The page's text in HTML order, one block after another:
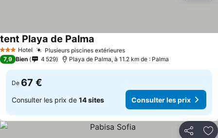
3 ÉtoilesHotel Plusieurs piscines extérieures
tent Playa de Palma
7,9 Bien 4 529 Playa de Palma, à 11.2 km de : Palma
De 67 €
Consulter les prix de 14 sites Consulter les prix
Partager